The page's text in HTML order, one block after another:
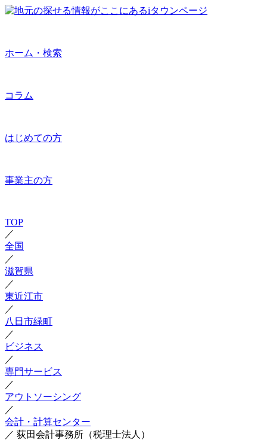
ホーム・検索
コラム
はじめての方
事業主の方
TOP
／
全国
／
滋賀県
／
東近江市
／
八日市緑町
／
ビジネス
／
専門サービス
／
アウトソーシング
／
会計・計算センター
／ 荻田会計事務所（税理士法人）